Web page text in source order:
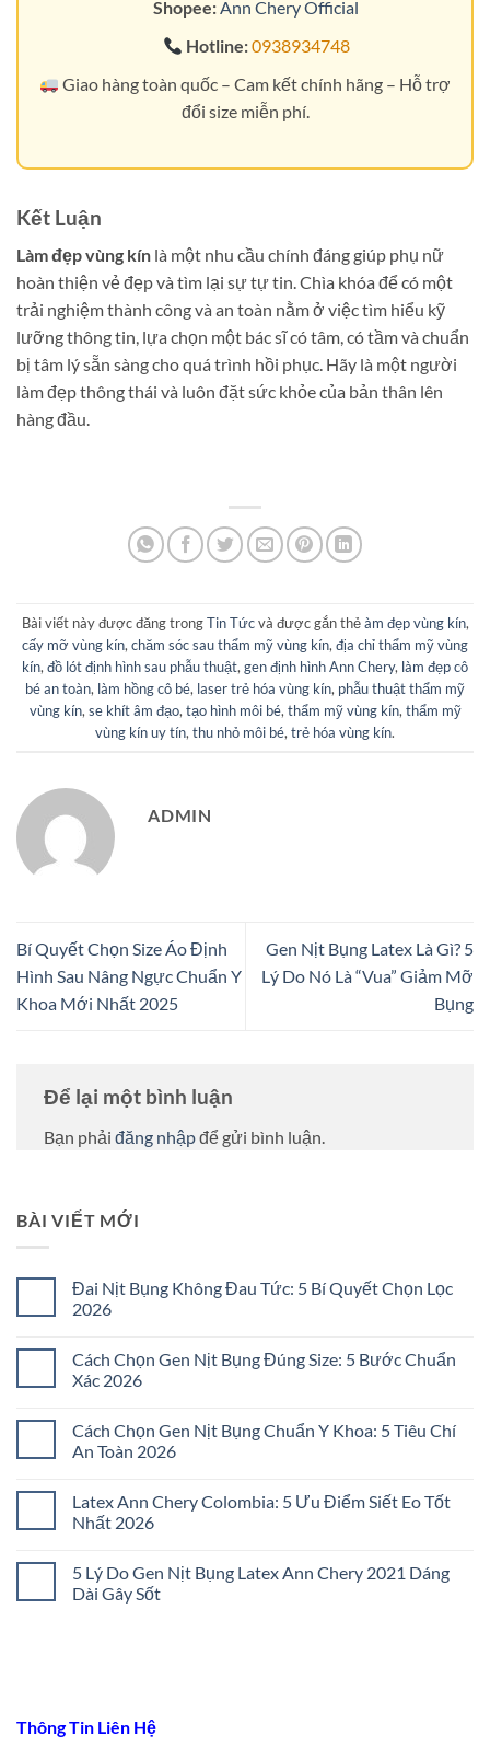
Shopee:Ann Chery Official
Hotline:0938934748
Giao hàng toàn quốc – Cam kết chính hãng – Hỗ trợ
đổi size miễn phí.
Kết Luận
Làm đẹp vùng kín là một nhu cầu chính đáng giúp phụ nữ
hoàn thiện vẻ đẹp và tìm lại sự tự tin. Chìa khóa để có một
trải nghiệm thành công và an toàn nằm ở việc tìm hiểu kỹ
lưỡng thông tin, lựa chọn một bác sĩ có tâm, có tầm và chuẩn
bị tâm lý sẵn sàng cho quá trình hồi phục. Hãy là một người
làm đẹp thông thái và luôn đặt sức khỏe của bản thân lên
hàng đầu.
Bài viết này được đăng trongTin Tứcvà được gắn thẻàm đẹp vùng kín,
cấy mỡ vùng kín, chăm sóc sau thẩm mỹ vùng kín, địa chỉ thẩm mỹ vùng
kín, đồ lót định hình sau phẫu thuật, gen định hình Ann Chery, làm đẹp cô
bé an toàn, làm hồng cô bé, laser trẻ hóa vùng kín, phẫu thuật thẩm mỹ
vùng kín, se khít âm đạo, tạo hình môi bé, thẩm mỹ vùng kín, thẩm mỹ
vùng kín uy tín, thu nhỏ môi bé, trẻ hóa vùng kín.
ADMIN
Bí Quyết Chọn Size Áo Định
Hình Sau Nâng Ngực Chuẩn Y
Khoa Mới Nhất 2025
Gen Nịt Bụng Latex Là Gì? 5
Lý Do Nó Là “Vua” Giảm Mỡ
Bụng
Để lại một bình luận
Bạn phải đăng nhậpđể gửi bình luận.
BÀI VIẾT MỚI
Đai Nịt Bụng Không Đau Tức: 5 Bí Quyết Chọn Lọc
2026
bình
luận
ở
Bụng
Không
Đau
Bí
Quyết
Chọn
Cách Chọn Gen Nịt Bụng Đúng Size: 5 Bước Chuẩn
Xác 2026
bình
luận
ở
Gen
Nịt
Bụng
5
Bước
Chuẩn
Cách Chọn Gen Nịt Bụng Chuẩn Y Khoa: 5 Tiêu Chí
An Toàn 2026
bình
luận
ở
Gen
Nịt
Bụng
2026
Latex Ann Chery Colombia: 5 Ưu Điểm Siết Eo Tốt
Nhất 2026
bình
luận
ở
Eo
5 Lý Do Gen Nịt Bụng Latex Ann Chery 2021 Dáng
Dài Gây Sốt
Gen
Thông Tin Liên Hệ